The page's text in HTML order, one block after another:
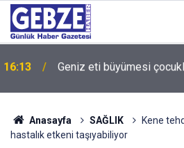
15:27 Bilişim 500
Anasayfa SAĞLIK
Kene
hastalık etkeni taşıyabiliyor